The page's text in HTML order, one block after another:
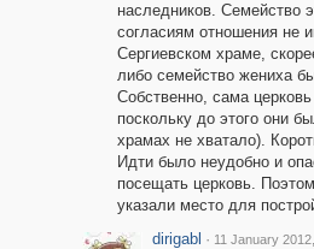
наследников. Семейство
согласиям отношения не
Сергиевском храме,
либо семейство жениха
Собственно, сама
поскольку до этого они
храмах не хватало).
Идти было неудобно и
посещать церковь.
указали место для
dirigabl · 11 January